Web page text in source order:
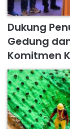
Dukung
Gedung
Komitmen